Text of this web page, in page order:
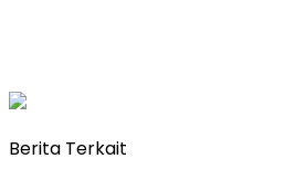
Berita Terkait